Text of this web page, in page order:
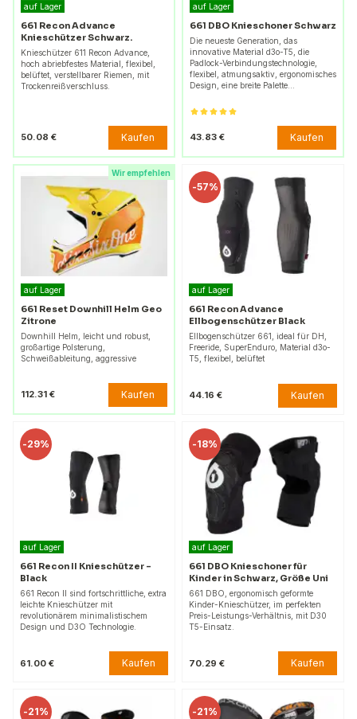
auf Lager
661 Recon Advance
Knieschützer Schwarz.
Knieschützer 611 Recon Advance,
hoch abriebfestes Material, flexibel,
belüftet, verstellbarer Riemen, mit
Trockenreißverschluss.
50.08 € Kaufen
auf Lager
661 DBO Knieschoner Schwarz
Die neueste Generation, das
innovative Material d3o-T5, die
Padlock-Verbindungstechnologie,
flexibel, atmungsaktiv, ergonomisches
Design, eine breite Palette…
43.83 € Kaufen
Wir empfehlen
auf Lager
661 Reset Downhill Helm Geo
Zitrone
Downhill Helm, leicht und robust,
großartige Polsterung,
Schweißableitung, aggressive
112.31 € Kaufen
-57%
auf Lager
661 Recon Advance
Ellbogenschützer Black
Ellbogenschützer 661, ideal für DH,
Freeride, SuperEnduro, Material d3o-
T5, flexibel, belüftet
44.16 € Kaufen
-29%
auf Lager
661 Recon II Knieschützer -
Black
661 Recon II sind fortschrittliche, extra
leichte Knieschützer mit
revolutionärem minimalistischem
Design und D3O Technologie.
61.00 € Kaufen
-18%
auf Lager
661 DBO Knieschoner für
Kinder in Schwarz, Größe Uni
661 DBO, ergonomisch geformte
Kinder-Knieschützer, im perfekten
Preis-Leistungs-Verhältnis, mit D30
T5-Einsatz.
70.29 € Kaufen
-21% -21%